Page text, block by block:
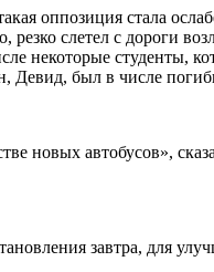
оппозиция стала
слетел с дороги
некоторые студенты,
Девид, был в числе
новых автобусов»,
завтра, для